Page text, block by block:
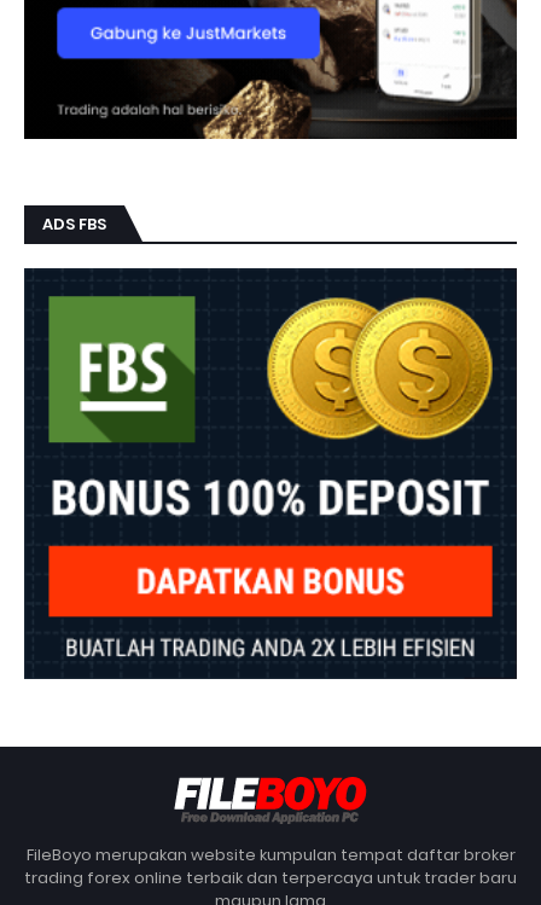
ADS FBS
FileBoyo merupakan website kumpulan tempat daftar broker
trading forex online terbaik dan terpercaya untuk trader baru